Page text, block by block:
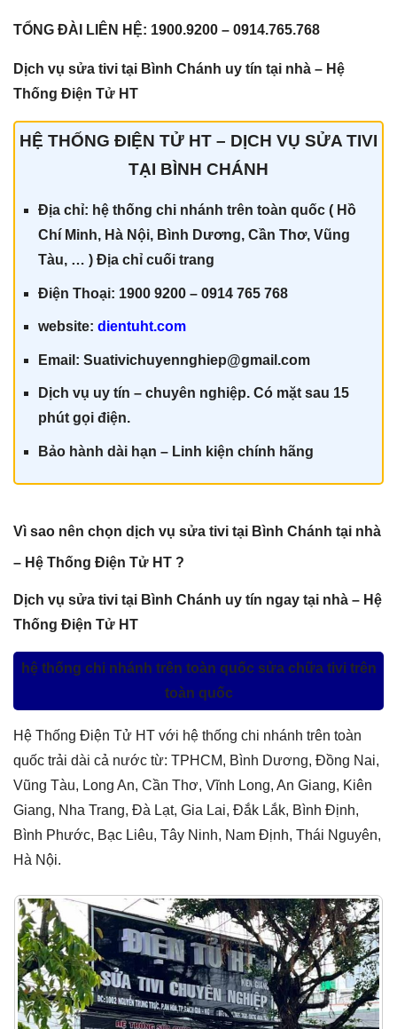
TỔNG ĐÀI LIÊN HỆ: 1900.9200 – 0914.765.768
Dịch vụ sửa tivi tại Bình Chánh uy tín tại nhà – Hệ
Thống Điện Tử HT
HỆ THỐNG ĐIỆN TỬ HT – DỊCH VỤ SỬA TIVI
TẠI BÌNH CHÁNH
Địa chỉ: hệ thống chi nhánh trên toàn quốc ( Hồ
Chí Minh, Hà Nội, Bình Dương, Cần Thơ, Vũng
Tàu, … ) Địa chỉ cuối trang
Điện Thoại: 1900 9200 – 0914 765 768
website: dientuht.com
Email: Suativichuyennghiep@gmail.com
Dịch vụ uy tín – chuyên nghiệp. Có mặt sau 15
phút gọi điện.
Bảo hành dài hạn – Linh kiện chính hãng
Vì sao nên chọn dịch vụ sửa tivi tại Bình Chánh tại nhà
– Hệ Thống Điện Tử HT ?
Dịch vụ sửa tivi tại Bình Chánh uy tín ngay tại nhà – Hệ
Thống Điện Tử HT
hệ thống chi nhánh trên toàn quốc sửa chữa tivi trên
toàn quốc
Hệ Thống Điện Tử HT với hệ thống chi nhánh trên toàn
quốc trải dài cả nước từ: TPHCM, Bình Dương, Đồng Nai,
Vũng Tàu, Long An, Cần Thơ, Vĩnh Long, An Giang, Kiên
Giang, Nha Trang, Đà Lạt, Gia Lai, Đắk Lắk, Bình Định,
Bình Phước, Bạc Liêu, Tây Ninh, Nam Định, Thái Nguyên,
Hà Nội.